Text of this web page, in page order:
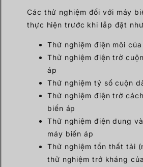
Các thử nghiệm đối với máy
thực hiện trước khi lắp đặt
Thử nghiệm điện môi
Thử nghiệm điện trở
áp
Thử nghiệm tỷ số cuộn
Thử nghiệm điện trở
biến áp
Thử nghiệm điện dung
máy biến áp
Thử nghiệm tổn thất tải
thử nghiệm trở kháng